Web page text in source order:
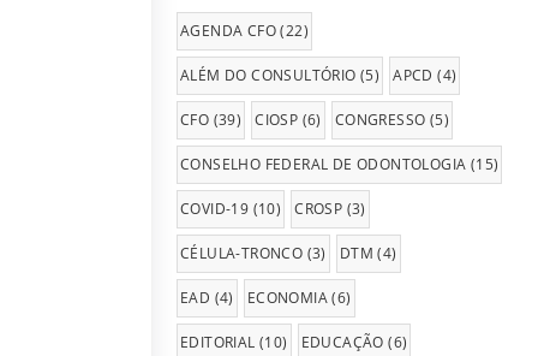
AGENDA CFO(22)
ALÉM DO CONSULTÓRIO (5) APCD (4)
CFO (39) CIOSP (6) CONGRESSO (5)
CONSELHO FEDERAL DE ODONTOLOGIA (15)
COVID-19 (10) CROSP (3)
CÉLULA-TRONCO (3) DTM (4)
EAD (4) ECONOMIA(6)
EDITORIAL (10) EDUCAÇÃO (6)